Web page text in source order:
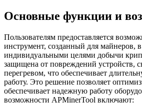
Основные функции и
Пользователям предоставляется
инструмент, созданный для майнеров,
индивидуальными целями добычи
защищена от повреждений устройств,
перегревом, что обеспечивает
работу. Это решение позволяет
обеспечивает надежную работу
возможности APMinerTool включают: